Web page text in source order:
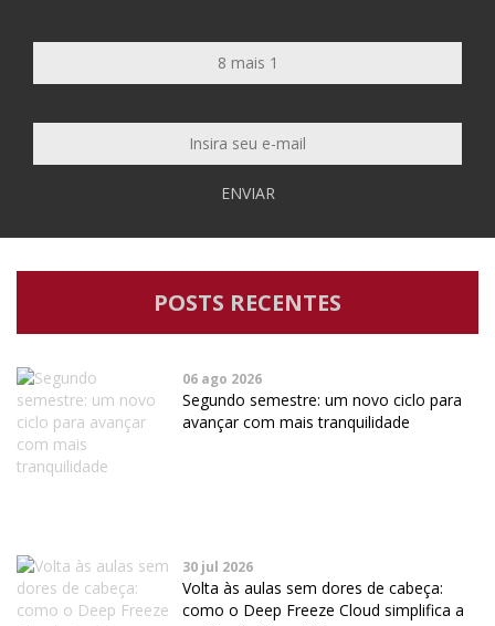
ENVIAR
POSTS RECENTES
06 ago 2026
Segundo semestre: um novo ciclo para
avançar com mais tranquilidade
30 jul 2026
Volta às aulas sem dores de cabeça:
como o Deep Freeze Cloud simplifica a